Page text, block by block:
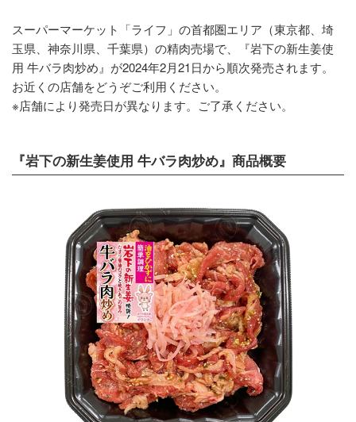
スーパーマーケット「ライフ」の首都圏エリア（東京都、埼
玉県、神奈川県、千葉県）の精肉売場で、『岩下の新生姜使
用 牛バラ肉炒め』が2024年2月21日から順次発売されます。
お近くの店舗をどうぞご利用ください。
※店舗により発売日が異なります。ご了承ください。
『岩下の新生姜使用 牛バラ肉炒め』商品概要